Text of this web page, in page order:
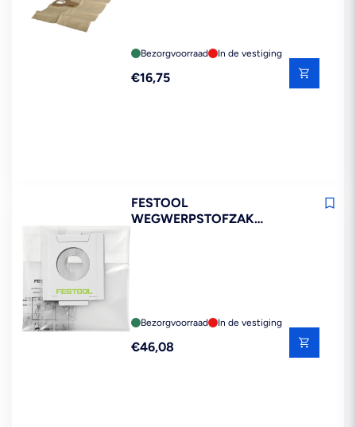
Bezorgvoorraad In de vestiging
Reguliere
€16,75
FESTOOL
WEGWERPSTOFZAK
Bezorgvoorraad In de vestiging
Reguliere
€46,08